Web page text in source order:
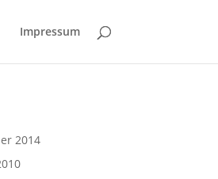
Impressum
2014